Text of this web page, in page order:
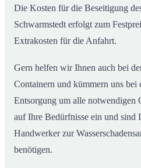
Die Kosten für die Beseitigung
Schwarmstedt erfolgt zum
Extrakosten für die Anfahrt.
Gern helfen wir Ihnen auch bei
Containern und kümmern uns bei
Entsorgung um alle notwendigen
auf Ihre Bedürfnisse ein und sind
Handwerker zur
benötigen.